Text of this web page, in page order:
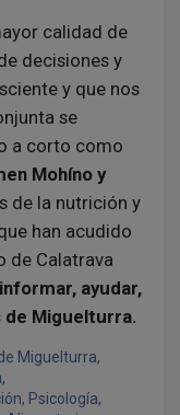
calidad de
decisiones y
y que nos
se
a corto como
Mohíno y
de la nutrición y
han acudido
de Calatrava
ayudar,
de Miguelturra.
Miguelturra,
,
, Psicología,